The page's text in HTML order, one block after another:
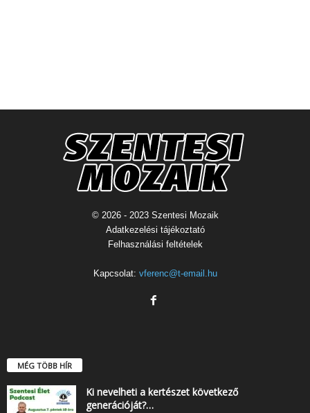
© 2026 - 2023 Szentesi Mozaik
Adatkezelési tájékoztató
Felhasználási feltételek
Kapcsolat: vferenc@t-email.hu
MÉG TÖBB HÍR
Ki nevelheti a kertészet következő
generációját?…